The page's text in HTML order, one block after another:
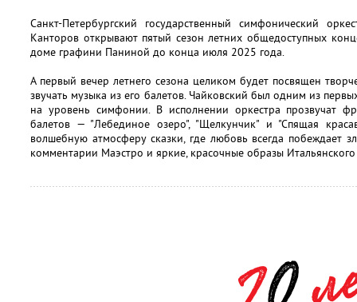
Санкт-Петербургский государственный симфонический
Канторов открывают пятый сезон летних общедоступных
доме графини Паниной до конца июля 2025 года.
А первый вечер летнего сезона целиком будет посвящен
звучать музыка из его балетов. Чайковский был одним из
на уровень симфонии. В исполнении оркестра прозвучат
балетов — "Лебединое озеро", "Щелкунчик" и "Спящая
волшебную атмосферу сказки, где любовь всегда побеждает
комментарии Маэстро и яркие, красочные образы